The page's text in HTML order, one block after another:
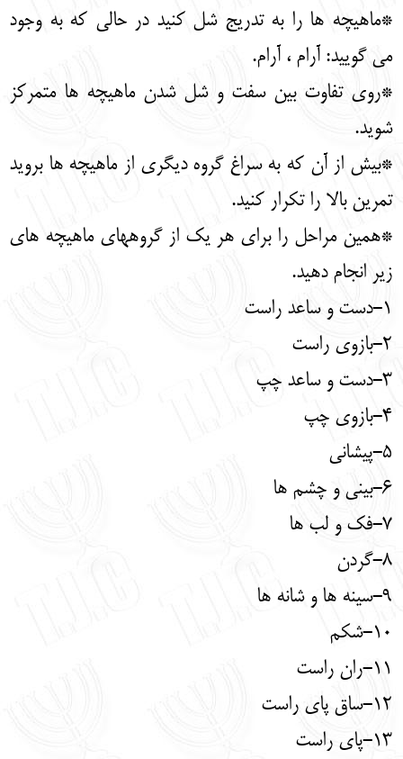
*ماهیچه ها را به تدریج شل کنید در حالی که به وجود
می گویید: آرام ، آرام.
*روی تفاوت بین سفت و شل شدن ماهیچه ها متمرکز
شوید.
*بیش از آن که به سراغ گروه دیگری از ماهیچه ها بروید
تمرین بالا را تکرار کنید.
*همین مراحل را برای هر یک از گروههای ماهیچه های
زیر انجام دهید.
1-دست و ساعد راست
2-بازوی راست
3-دست و ساعد چپ
4-بازوی چپ
5-پیشانی
6-بینی و چشم ها
7-فک و لب ها
8-گردن
9-سینه ها و شانه ها
10-شکم
11-ران راست
12-ساق پای راست
13-پای راست